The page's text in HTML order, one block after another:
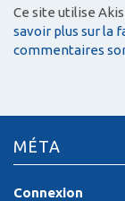
Ce site utilise
savoir plus sur la
commentaires
MÉTA
Connexion